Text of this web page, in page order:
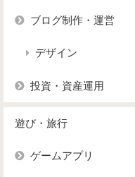
ブログ制作・運営
デザイン
投資・資産運用
遊び・旅行
ゲームアプリ